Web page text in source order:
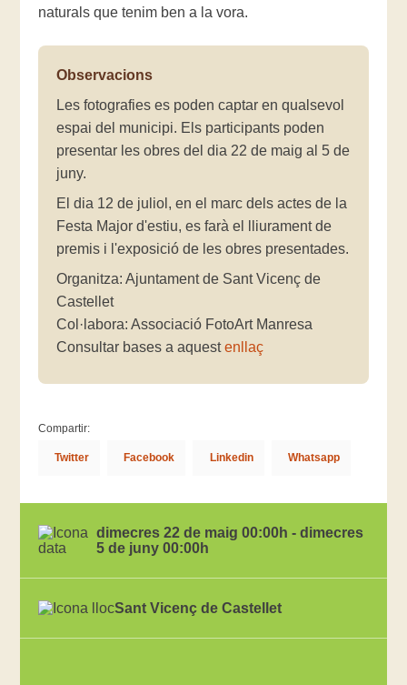
naturals que tenim ben a la vora.
Observacions
Les fotografies es poden captar en qualsevol
espai del municipi. Els participants poden
presentar les obres del dia 22 de maig al 5 de
juny.
El dia 12 de juliol, en el marc dels actes de la
Festa Major d'estiu, es farà el lliurament de
premis i l'exposició de les obres presentades.
Organitza: Ajuntament de Sant Vicenç de
Castellet
Col·labora: Associació FotoArt Manresa
Consultar bases a aquestenllaç
Compartir:
Twitter Facebook Linkedin Whatsapp
dimecres 22 de maig 00:00h - dimecres
5 de juny 00:00h
Sant Vicenç de Castellet